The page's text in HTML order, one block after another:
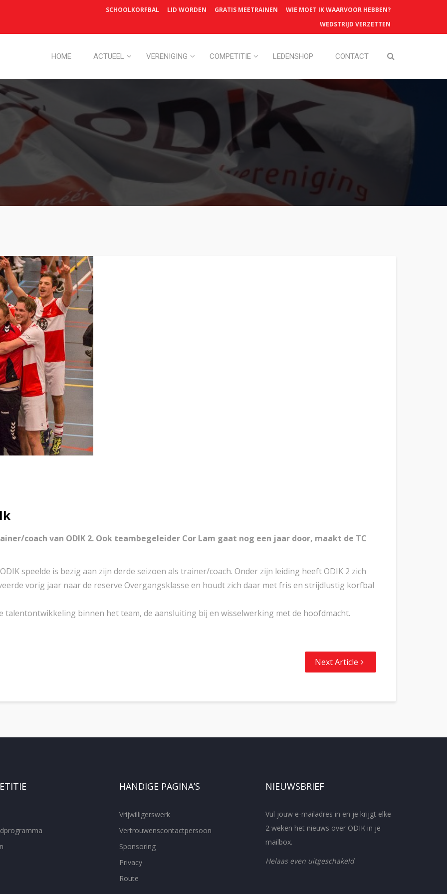
SCHOOLKORFBAL LID WORDEN GRATIS MEETRAINEN
WIE MOET IK WAARVOOR HEBBEN?
WEDSTRIJD VERZETTEN
HOME ACTUEEL VERENIGING COMPETITIE LEDENSHOP CONTACT
coach van ODIK 2. Ook teambegeleider Cor Lam gaat nog een jaar door, maakt de TC
speelde is bezig aan zijn derde seizoen als trainer/coach. Onder zijn leiding heeft ODIK 2 zich
vorig jaar naar de reserve Overgangsklasse en houdt zich daar met fris en strijdlustig korfbal
talentontwikkeling binnen het team, de aansluiting bij en wisselwerking met de hoofdmacht.
Next Article
HANDIGE PAGINA’S
Vrijwilligerswerk
Vertrouwenscontactpersoon
Sponsoring
Privacy
Route
NIEUWSBRIEF
Vul jouw e-mailadres in en je krijgt elke
2 weken het nieuws over ODIK in je
mailbox.
Helaas even uitgeschakeld